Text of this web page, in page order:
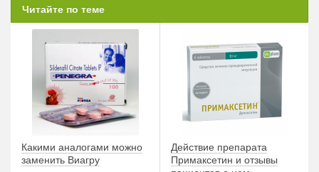
Читайте по теме
Какими аналогами можно
заменить Виагру
Действие препарата
Примаксетин и отзывы